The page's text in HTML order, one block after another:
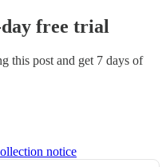
free trial
this post and get 7 days of
notice